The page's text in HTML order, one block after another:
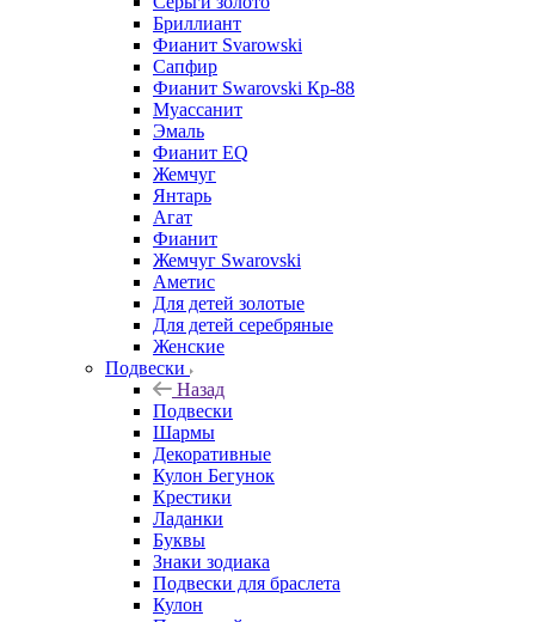
Бриллиант
Фианит Svarowski
Сапфир
Фианит Swarovski Кр-88
Муассанит
Эмаль
Фианит EQ
Жемчуг
Янтарь
Агат
Фианит
Жемчуг Swarovski
Аметис
Для детей золотые
Для детей серебряные
Женские
Подвески
Назад
Подвески
Шармы
Декоративные
Кулон Бегунок
Крестики
Ладанки
Буквы
Знаки зодиака
Подвески для браслета
Кулон